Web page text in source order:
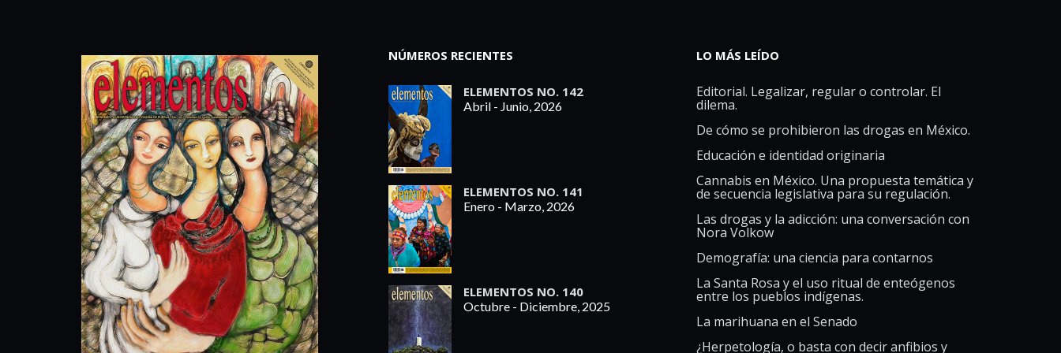
NÚMEROS RECIENTES
ELEMENTOS NO. 142
Abril - Junio, 2026
ELEMENTOS NO. 141
Enero - Marzo, 2026
ELEMENTOS NO. 140
Octubre - Diciembre, 2025
LO MÁS LEÍDO
Editorial. Legalizar, regular o controlar. El
dilema.
De cómo se prohibieron las drogas en México.
Educación e identidad originaria
Cannabis en México. Una propuesta temática y
de secuencia legislativa para su regulación.
Las drogas y la adicción: una conversación con
Nora Volkow
Demografía: una ciencia para contarnos
La Santa Rosa y el uso ritual de enteógenos
entre los pueblos indígenas.
La marihuana en el Senado
¿Herpetología, o basta con decir anfibios y